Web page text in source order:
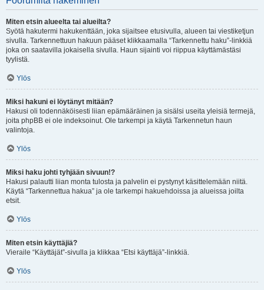
Miten etsin alueelta tai alueilta?
Syötä hakutermi hakukenttään, joka sijaitsee etusivulla, alueen tai viestiketjun
sivulla. Tarkennettuun hakuun pääset klikkaamalla “Tarkennettu haku”-linkkiä
joka on saatavilla jokaisella sivulla. Haun sijainti voi riippua käyttämästäsi
tyylistä.
Ylös
Miksi hakuni ei löytänyt mitään?
Hakusi oli todennäköisesti liian epämääräinen ja sisälsi useita yleisiä termejä,
joita phpBB ei ole indeksoinut. Ole tarkempi ja käytä Tarkennetun haun
valintoja.
Ylös
Miksi haku johti tyhjään sivuun!?
Hakusi palautti liian monta tulosta ja palvelin ei pystynyt käsittelemään niitä.
Käytä “Tarkennettua hakua” ja ole tarkempi hakuehdoissa ja alueissa joilta
etsit.
Ylös
Miten etsin käyttäjiä?
Vieraile “Käyttäjät”-sivulla ja klikkaa “Etsi käyttäjä”-linkkiä.
Ylös